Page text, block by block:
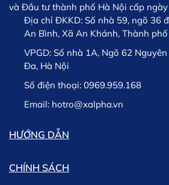
và Đầu tư thành phố Hà Nội cấp
Địa chỉ ĐKKD: Số nhà 59, ngõ 36
An Bình, Xã An Khánh, Thành
VPGD: Số nhà 1A, Ngõ 62
Đa, Hà Nội
Số điện thoại: 0969.959.168
Email: hotro@xalpha.vn
HƯỚNG DẪN
CHÍNH SÁCH